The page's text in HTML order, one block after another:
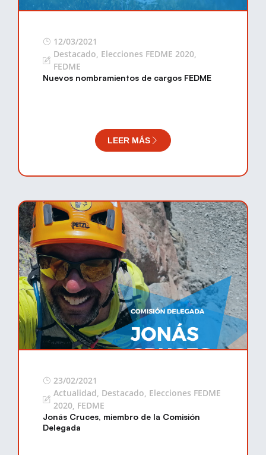
12/03/2021
Destacado, Elecciones FEDME 2020,
FEDME
Nuevos nombramientos de cargos FEDME
LEER MÁS
23/02/2021
Actualidad, Destacado, Elecciones FEDME
2020, FEDME
Jonás Cruces, miembro de la Comisión
Delegada